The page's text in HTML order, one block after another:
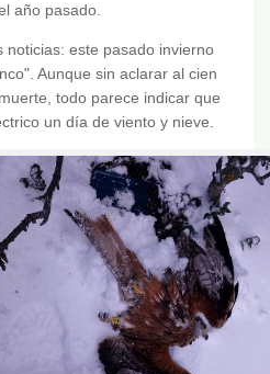
año pasado.
noticias: este pasado invierno
Aunque sin aclarar al cien
todo parece indicar que
un día de viento y nieve.